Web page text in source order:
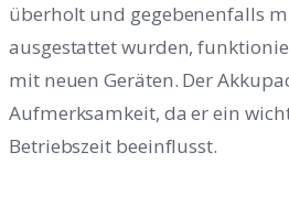
überholt und gegebenenfalls
ausgestattet wurden,
mit neuen Geräten. Der
Aufmerksamkeit, da er ein
Betriebszeit beeinflusst.